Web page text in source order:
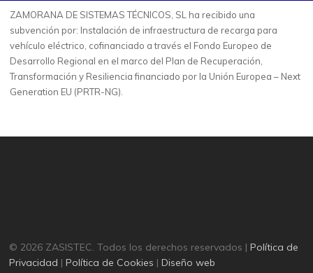
ZAMORANA DE SISTEMAS TÉCNICOS, SL ha recibido una
subvención por: Instalación de infraestructura de recarga para
vehículo eléctrico, cofinanciado a través el Fondo Europeo de
Desarrollo Regional en el marco del Plan de Recuperación,
Transformación y Resiliencia financiado por la Unión Europea – Next
Generation EU (PRTR-NG).
© 2026 ZASISTEC. Todos los derechos reservados |Política de
Privacidad |Política de Cookies |Diseño web